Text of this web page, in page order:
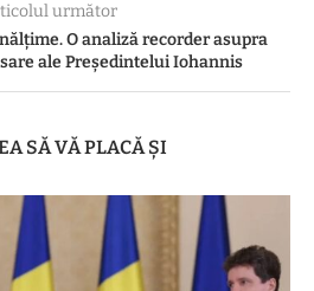
următor
O analiză recorder asupra
ale Președintelui Iohannis
SĂ VĂ PLACĂ ȘI